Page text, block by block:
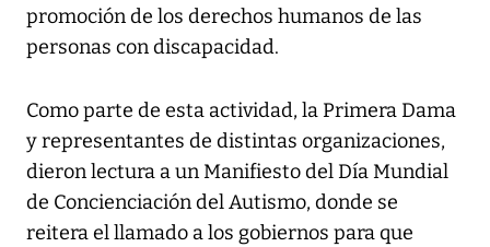
promoción de los derechos humanos de las
personas con discapacidad.
Como parte de esta actividad, la Primera Dama
y representantes de distintas organizaciones,
dieron lectura a un Manifiesto del Día Mundial
de Concienciación del Autismo, donde se
reitera el llamado a los gobiernos para que